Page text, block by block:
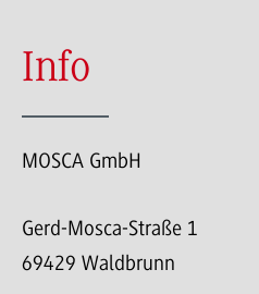
Info
MOSCA GmbH
Gerd-Mosca-Straße 1
69429 Waldbrunn